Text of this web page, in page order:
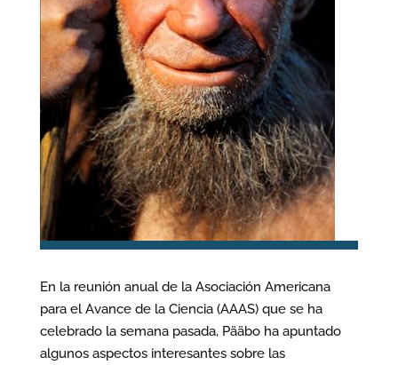
En la reunión anual de la Asociación Americana
para el Avance de la Ciencia (AAAS) que se ha
celebrado la semana pasada, Pääbo ha apuntado
algunos aspectos interesantes sobre las